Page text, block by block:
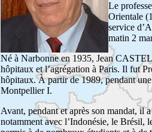
Le
Orientale
service
matin 2
Né à Narbonne en 1935, Jean
hôpitaux et l’agrégation à Paris. Il fut
hôpitaux. À partir de 1989, pendant
Montpellier I.
Avant, pendant et après son mandat, il
notamment avec l’Indonésie, le